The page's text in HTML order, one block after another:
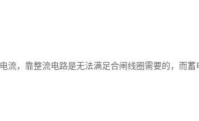
流，靠整流电路是无法满足合闸线圈需要的，而